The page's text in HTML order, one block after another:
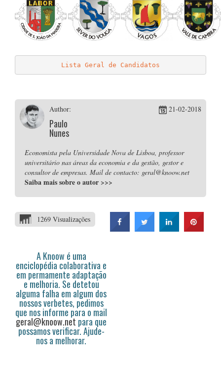
Lista Geral de Candidatos
Author:
Paulo
Nunes
21-02-2018
Economista pela Universidade Nova de Lisboa, professor
universitário nas áreas da economia e da gestão, gestor e
consultor de empresas. Mail de contacto: geral@knoow.net
Saiba mais sobre o autor >>>
1269 Visualizações
A Knoow é uma
enciclopédia colaborativa e
em permamente adaptação
e melhoria. Se detetou
alguma falha em algum dos
nossos verbetes, pedimos
que nos informe para o mail
geral@knoow.net para que
possamos verificar. Ajude-
nos a melhorar.